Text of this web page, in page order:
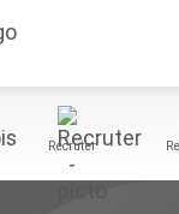
Recruter